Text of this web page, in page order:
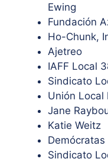
Ewing
Fundación
Ho-Chunk,
Ajetreo
IAFF Local
Sindicato
Unión Local
Jane
Katie Weitz
Sindicato